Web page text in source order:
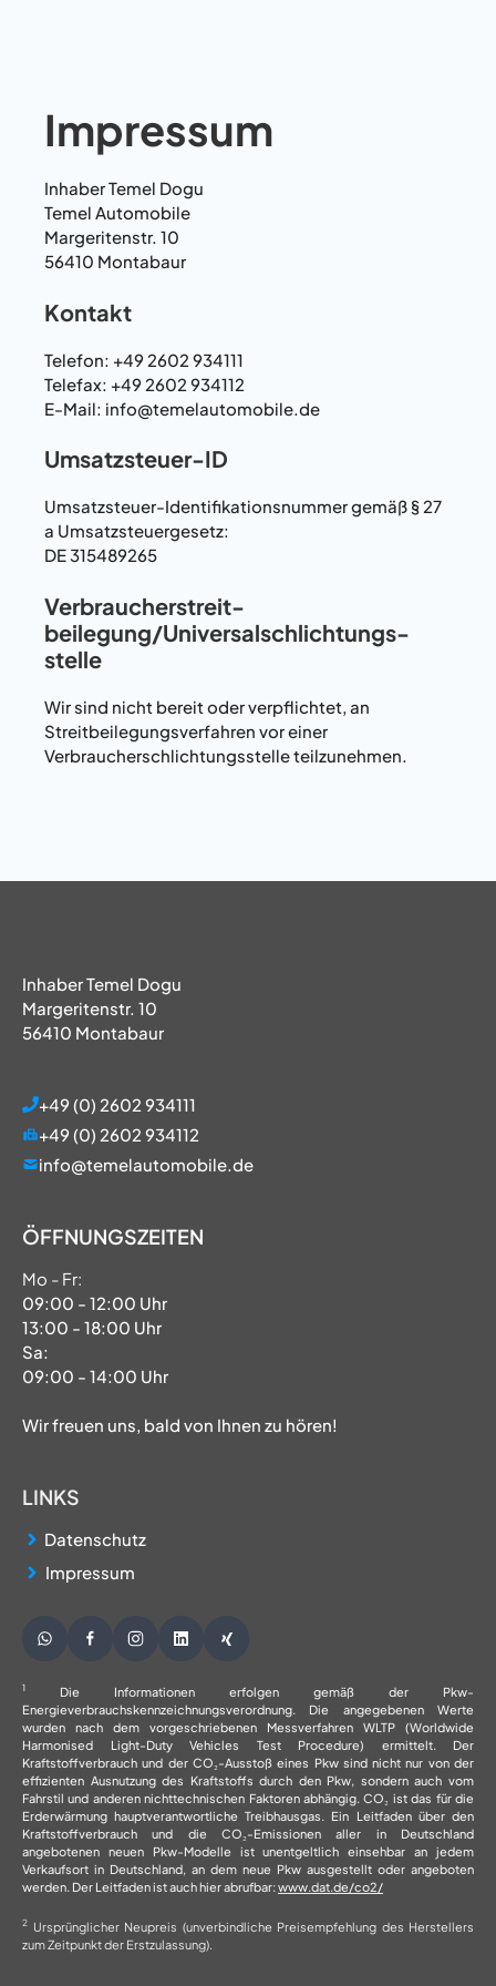
Impressum
Inhaber Temel Dogu
Temel Automobile
Margeritenstr. 10
56410 Montabaur
Kontakt
Telefon: +49 2602 934111
Telefax: +49 2602 934112
E-Mail: info@temelautomobile.de
Umsatzsteuer-ID
Umsatzsteuer-Identifikationsnummer gemäß § 27
a Umsatzsteuergesetz:
DE 315489265
Verbraucher­streit­
beilegung/Universal­schlichtungs­
stelle
Wir sind nicht bereit oder verpflichtet, an
Streitbeilegungsverfahren vor einer
Verbraucherschlichtungsstelle teilzunehmen.
Inhaber Temel Dogu
Margeritenstr. 10
56410 Montabaur
+49 (0) 2602 934111
+49 (0) 2602 934112
info@temelautomobile.de
ÖFFNUNGSZEITEN
Mo - Fr:
09:00 - 12:00 Uhr
13:00 - 18:00 Uhr
Sa:
09:00 - 14:00 Uhr
Wir freuen uns, bald von Ihnen zu hören!
LINKS
Datenschutz
Impressum
1 Die Informationen erfolgen gemäß der Pkw-
Energieverbrauchskennzeichnungsverordnung. Die angegebenen Werte
wurden nach dem vorgeschriebenen Messverfahren WLTP (Worldwide
Harmonised Light-Duty Vehicles Test Procedure) ermittelt. Der
Kraftstoffverbrauch und der CO₂-Ausstoß eines Pkw sind nicht nur von der
effizienten Ausnutzung des Kraftstoffs durch den Pkw, sondern auch vom
Fahrstil und anderen nichttechnischen Faktoren abhängig. CO₂ ist das für die
Erderwärmung hauptverantwortliche Treibhausgas. Ein Leitfaden über den
Kraftstoffverbrauch und die CO₂-Emissionen aller in Deutschland
angebotenen neuen Pkw-Modelle ist unentgeltlich einsehbar an jedem
Verkaufsort in Deutschland, an dem neue Pkw ausgestellt oder angeboten
werden. Der Leitfaden ist auch hier abrufbar:www.dat.de/co2/
2 Ursprünglicher Neupreis (unverbindliche Preisempfehlung des Herstellers
zum Zeitpunkt der Erstzulassung).